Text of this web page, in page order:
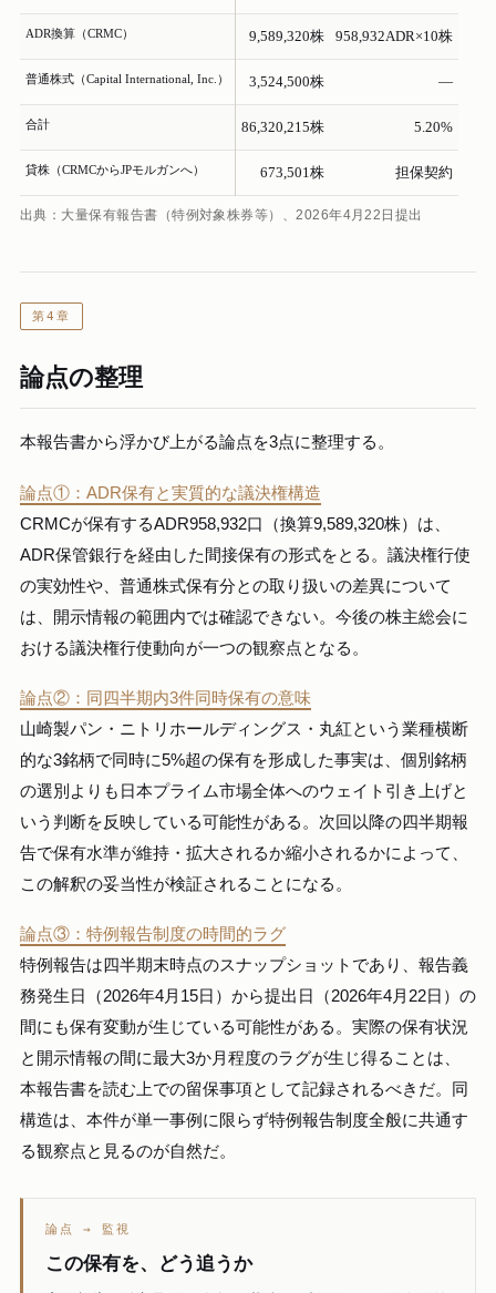
ADR換算（CRMC） 9,589,320株 958,932ADR×10株
普通株式（Capital International, Inc.） 3,524,500株 —
合計 86,320,215株 5.20%
貸株（CRMCからJPモルガンへ） 673,501株 担保契約
出典：大量保有報告書（特例対象株券等）、2026年4月22日提出
第4章
論点の整理
本報告書から浮かび上がる論点を3点に整理する。
論点①：ADR保有と実質的な議決権構造
CRMCが保有するADR958,932口（換算9,589,320株）は、
ADR保管銀行を経由した間接保有の形式をとる。議決権行使
の実効性や、普通株式保有分との取り扱いの差異について
は、開示情報の範囲内では確認できない。今後の株主総会に
おける議決権行使動向が一つの観察点となる。
論点②：同四半期内3件同時保有の意味
山崎製パン・ニトリホールディングス・丸紅という業種横断
的な3銘柄で同時に5%超の保有を形成した事実は、個別銘柄
の選別よりも日本プライム市場全体へのウェイト引き上げと
いう判断を反映している可能性がある。次回以降の四半期報
告で保有水準が維持・拡大されるか縮小されるかによって、
この解釈の妥当性が検証されることになる。
論点③：特例報告制度の時間的ラグ
特例報告は四半期末時点のスナップショットであり、報告義
務発生日（2026年4月15日）から提出日（2026年4月22日）の
間にも保有変動が生じている可能性がある。実際の保有状況
と開示情報の間に最大3か月程度のラグが生じ得ることは、
本報告書を読む上での留保事項として記録されるべきだ。同
構造は、本件が単一事例に限らず特例報告制度全般に共通す
る観察点と見るのが自然だ。
論点 → 監視
この保有を、どう追うか